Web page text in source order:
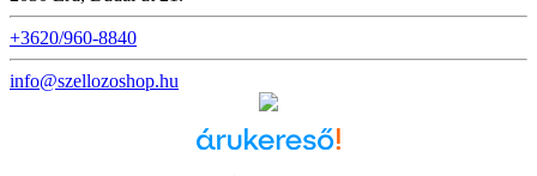
+3620/960-8840
info@szellozoshop.hu